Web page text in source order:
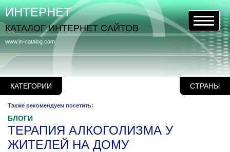
КАТЕГОРИИ СТРАНЫ
www.in-catalog.com
ИНТЕРНЕТ
КАТАЛОГ ИНТЕРНЕТ САЙТОВ
Также рекомендуем посетить:
БЛОГИ
ТЕРАПИЯ АЛКОГОЛИЗМА У
ЖИТЕЛЕЙ НА ДОМУ